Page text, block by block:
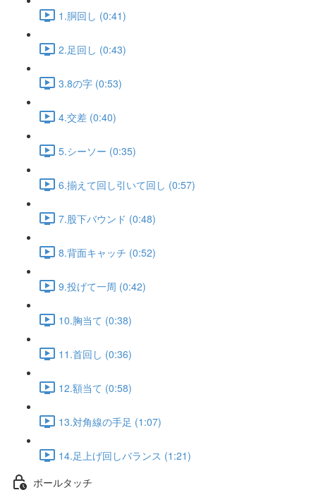
1.胴回し (0:41)
2.足回し (0:43)
3.8の字 (0:53)
4.交差 (0:40)
5.シーソー (0:35)
6.揃えて回し引いて回し (0:57)
7.股下バウンド (0:48)
8.背面キャッチ (0:52)
9.投げて一周 (0:42)
10.胸当て (0:38)
11.首回し (0:36)
12.額当て (0:58)
13.対角線の手足 (1:07)
14.足上げ回しバランス (1:21)
ボールタッチ